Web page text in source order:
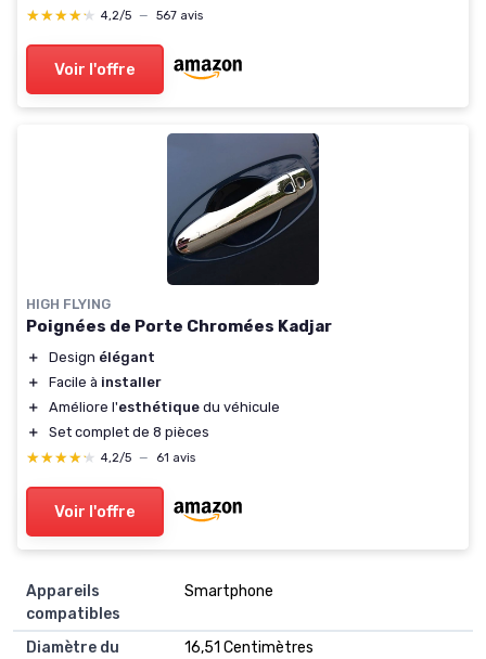
★★★★★
★★★★★ 4,2/5 — 567 avis
Voir l'offre
HIGH FLYING
Poignées de Porte Chromées Kadjar
＋ Design élégant
＋
Facile à installer
＋
Améliore l'esthétique du véhicule
＋
Set complet de 8 pièces
★★★★★
★★★★★ 4,2/5 — 61 avis
Voir l'offre
Appareils
compatibles
‎Smartphone
Diamètre du
‎16,51 Centimètres